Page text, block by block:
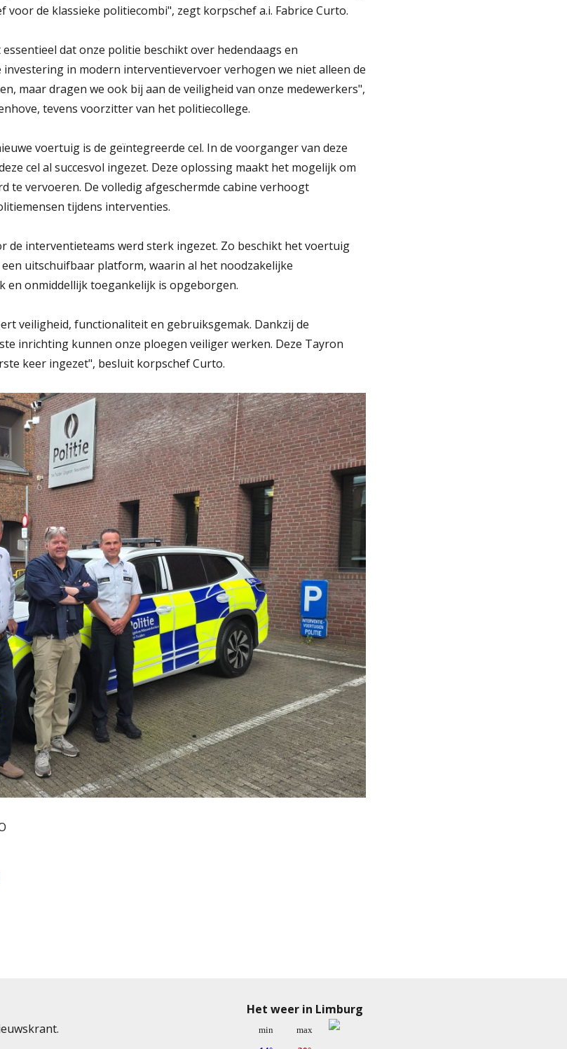
de klassieke politiecombi", zegt korpschef a.i. Fabrice Curto.
dat onze politie beschikt over hedendaags en
in modern interventievervoer verhogen we niet alleen de
maar dragen we ook bij aan de veiligheid van onze medewerkers",
tevens voorzitter van het politiecollege.
voertuig is de geïntegreerde cel. In de voorganger van deze
cel al succesvol ingezet. Deze oplossing maakt het mogelijk om
te vervoeren. De volledig afgeschermde cabine verhoogt
tijdens interventies.
de interventieteams werd sterk ingezet. Zo beschikt het voertuig
uitschuifbaar platform, waarin al het noodzakelijke
en onmiddellijk toegankelijk is opgeborgen.
veiligheid, functionaliteit en gebruiksgemak. Dankzij de
inrichting kunnen onze ploegen veiliger werken. Deze Tayron
keer ingezet", besluit korpschef Curto.
Het weer in Limburg
min
max